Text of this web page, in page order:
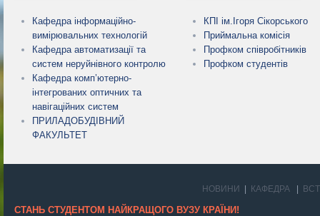
Кафедра інформаційно-
вимірювальних технологій
Кафедра автоматизації та
систем неруйнівного контролю
Кафедра комп’ютерно-
інтегрованих оптичних та
навігаційних систем
ПРИЛАДОБУДІВНИЙ
ФАКУЛЬТЕТ
КПІ ім.Ігоря Сікорського
Приймальна комісія
Профком співробітників
Профком студентів
НОВИНИ КАФЕДРА
СТАНЬ СТУДЕНТОМ НАЙКРАЩОГО ВУЗУ КРАЇНИ!